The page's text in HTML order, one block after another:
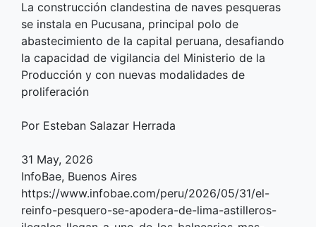
La construcción clandestina de naves pesqueras
se instala en Pucusana, principal polo de
abastecimiento de la capital peruana, desafiando
la capacidad de vigilancia del Ministerio de la
Producción y con nuevas modalidades de
proliferación
Por Esteban Salazar Herrada
31 May, 2026
InfoBae, Buenos Aires
https://www.infobae.com/peru/2026/05/31/el-
reinfo-pesquero-se-apodera-de-lima-astilleros-